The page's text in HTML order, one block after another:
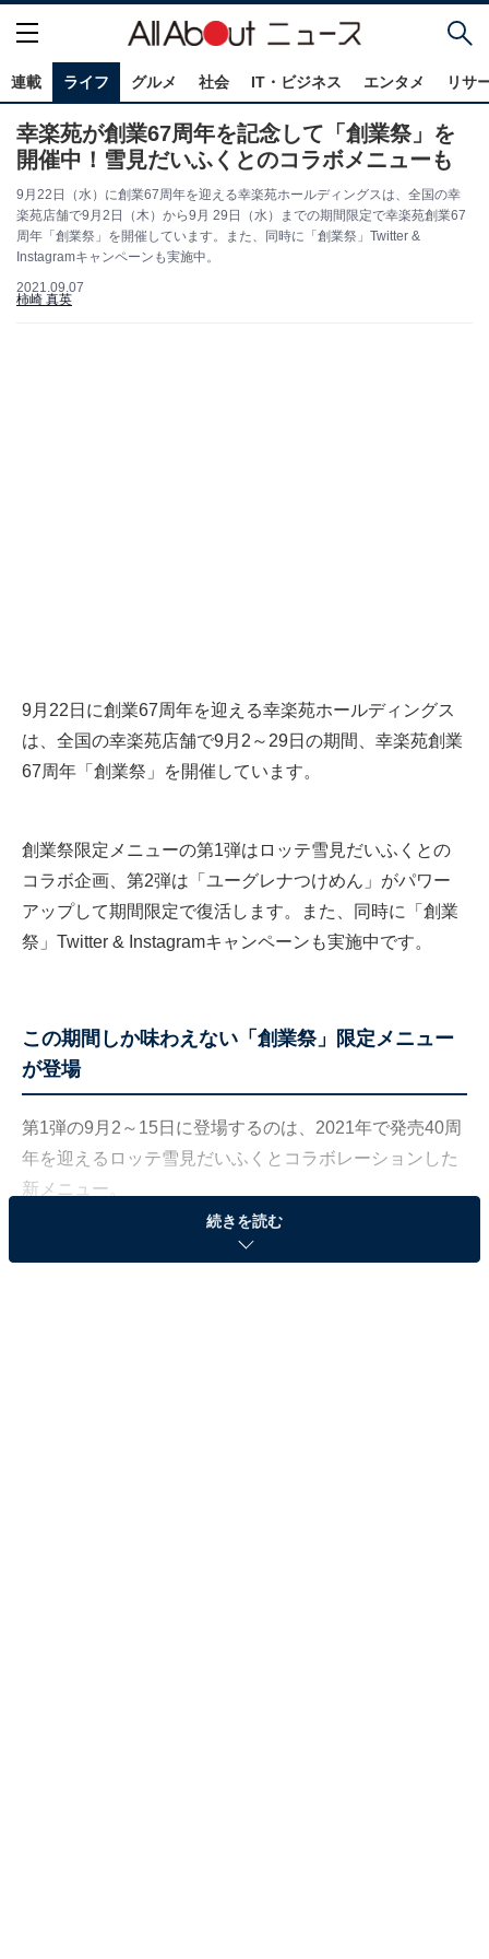
連載 ライフ グルメ 社会 IT・ビジネス エンタメ リサ
幸楽苑が創業67周年を記念して「創業祭」を
開催中！雪見だいふくとのコラボメニューも
9月22日（水）に創業67周年を迎える幸楽苑ホールディングスは、全国の幸
楽苑店舗で9月2日（木）から9月 29日（水）までの期間限定で幸楽苑創業67
周年「創業祭」を開催しています。また、同時に「創業祭」Twitter &
Instagramキャンペーンも実施中。
2021.09.07
柿崎 真英
9月22日に創業67周年を迎える幸楽苑ホールディングス
は、全国の幸楽苑店舗で9月2～29日の期間、幸楽苑創業
67周年「創業祭」を開催しています。
創業祭限定メニューの第1弾はロッテ雪見だいふくとの
コラボ企画、第2弾は「ユーグレナつけめん」がパワー
アップして期間限定で復活します。また、同時に「創業
祭」Twitter & Instagramキャンペーンも実施中です。
この期間しか味わえない「創業祭」限定メニュー
が登場
第1弾の9月2～15日に登場するのは、2021年で発売40周
年を迎えるロッテ雪見だいふくとコラボレーションした
新メニュー。
続きを読む